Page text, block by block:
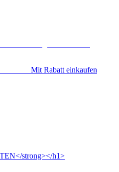
Mit Rabatt einkaufen